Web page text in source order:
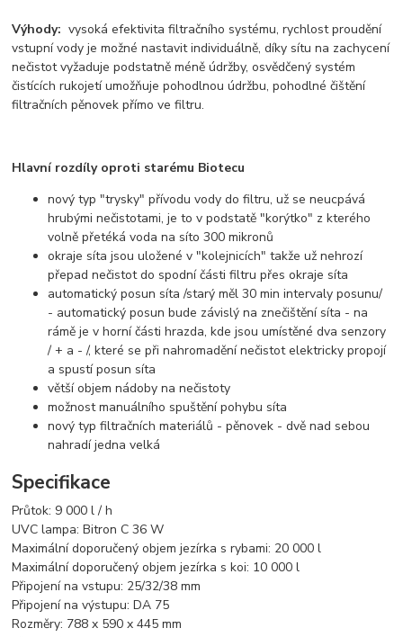
Výhody: vysoká efektivita filtračního systému, rychlost proudění
vstupní vody je možné nastavit individuálně, díky sítu na zachycení
nečistot vyžaduje podstatně méně údržby, osvědčený systém
čistících rukojetí umožňuje pohodlnou údržbu, pohodlné čištění
filtračních pěnovek přímo ve filtru.
Hlavní rozdíly oproti starému Biotecu
nový typ "trysky" přívodu vody do filtru, už se neucpává
hrubými nečistotami, je to v podstatě "korýtko" z kterého
volně přetéká voda na síto 300 mikronů
okraje síta jsou uložené v "kolejnicích" takže už nehrozí
přepad nečistot do spodní části filtru přes okraje síta
automatický posun síta /starý měl 30 min intervaly posunu/
- automatický posun bude závislý na znečištění síta - na
rámě je v horní části hrazda, kde jsou umístěné dva senzory
/ + a - /, které se při nahromadění nečistot elektricky propojí
a spustí posun síta
větší objem nádoby na nečistoty
možnost manuálního spuštění pohybu síta
nový typ filtračních materiálů - pěnovek - dvě nad sebou
nahradí jedna velká
Specifikace
Průtok: 9 000 l / h
UVC lampa: Bitron C 36 W
Maximální doporučený objem jezírka s rybami: 20 000 l
Maximální doporučený objem jezírka s koi: 10 000 l
Připojení na vstupu: 25/32/38 mm
Připojení na výstupu: DA 75
Rozměry: 788 x 590 x 445 mm